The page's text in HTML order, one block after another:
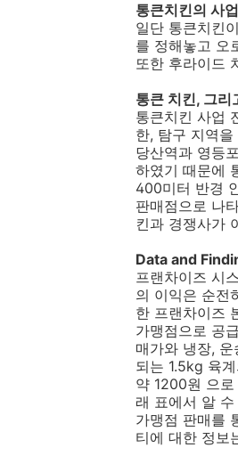
통큰치킨의 사
일단 통큰치킨
를 정해놓고 오
또한 후라이드
통큰 치킨, 그리
통큰치킨 사업
한, 탐구 지역
당산역과 영등
하였기 때문에
400미터 반경
판매점으로 나
킨과 경쟁사가
Data and
프랜차이즈 시
의 이익은 순전
한 프랜차이즈
가맹점으로 공
매가와 냉장,
되는 1.5kg 육
약 1200원 으
래 표에서 알
가맹점 판매를
티에 대한 정보